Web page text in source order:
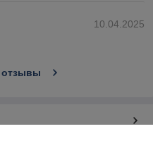
10.04.2025
отзывы